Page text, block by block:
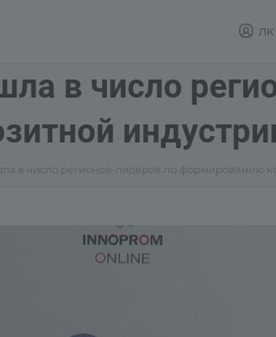
в число
в число регионов-лидеров по формированию